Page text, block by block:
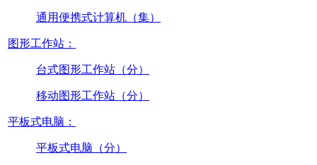
通用便携式计算机（集）
图形工作站：
台式图形工作站（分）
移动图形工作站（分）
平板式电脑：
平板式电脑（分）